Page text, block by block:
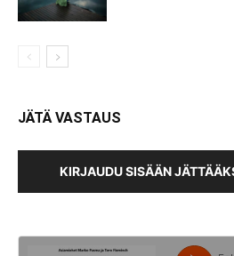
JÄTÄ VASTAUS
KIRJAUDU SISÄÄN